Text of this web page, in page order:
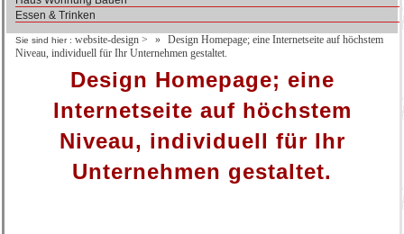
Essen & Trinken
Sie sind hier : website-design >
Design Homepage; eine Internetseite auf höchstem
Niveau, individuell für Ihr Unternehmen gestaltet.
Design Homepage; eine
Internetseite auf höchstem
Niveau, individuell für Ihr
Unternehmen gestaltet.